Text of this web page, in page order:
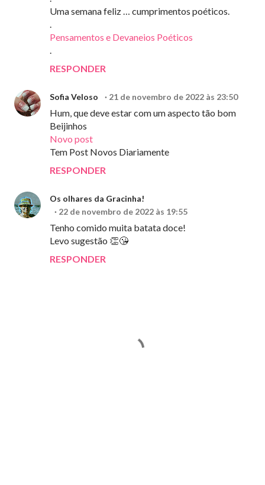
Uma semana feliz … cumprimentos poéticos.
.
Pensamentos e Devaneios Poéticos
.
RESPONDER
Sofia Veloso 21 de novembro de 2022 às 23:50
Hum, que deve estar com um aspecto tão bom
Beijinhos
Novo post
Tem Post Novos Diariamente
RESPONDER
Os olhares da Gracinha!
22 de novembro de 2022 às 19:55
Tenho comido muita batata doce!
Levo sugestão 👏😘
RESPONDER